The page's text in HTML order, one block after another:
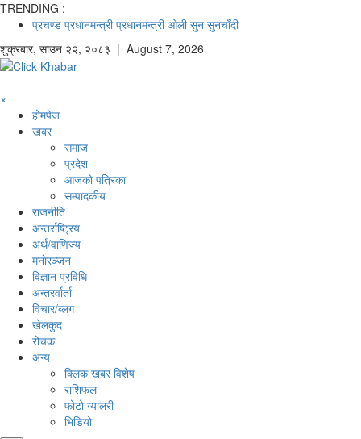
TRENDING :
प्रचण्ड प्रधानमन्त्री प्रधानमन्त्री ओली सुन सुनचाँदी
शुक्रबार, साउन २२, २०८३ | August 7, 2026
×
होमपेज
खबर
समाज
प्रदेश
आजको पत्रिका
सम्पादकीय
राजनीति
अन्तर्राष्ट्रिय
अर्थ/वाणिज्य
मनाेरञ्जन
विज्ञान प्रविधि
अन्तरर्वार्ता
विचार/ब्लग
खेलकुद
रोचक
अन्य
क्लिक खबर विशेष
राशिफल
फोटो ग्यालरी
भिडियो